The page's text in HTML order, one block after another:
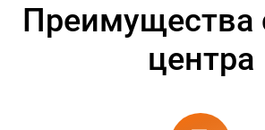
Преимущества
центра